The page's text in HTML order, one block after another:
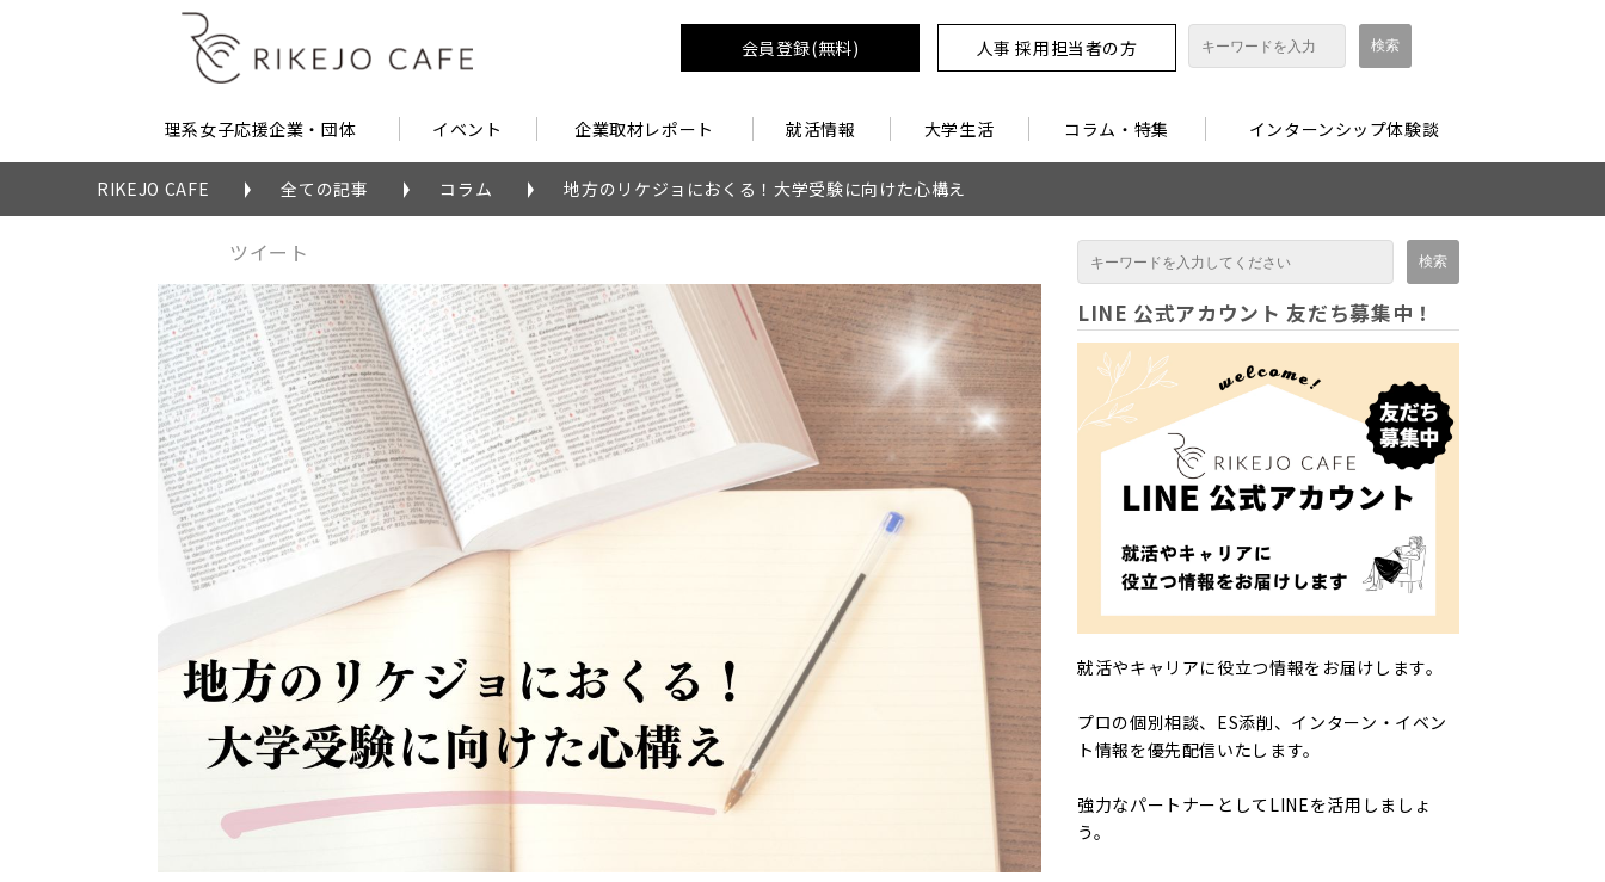
会員登録(無料) 人事 採用担当者の方
理系女子応援企業・団体 イベント 企業取材レポート 就活情報 大学生活 コラム・特集 インターンシップ体験談
RIKEJO CAFE 全ての記事 コラム 地方のリケジョにおくる！大学受験に向けた心構え
ツイート
LINE 公式アカウント 友だち募集中！
就活やキャリアに役立つ情報をお届けします。
プロの個別相談、ES添削、インターン・イベン
ト情報を優先配信いたします。
強力なパートナーとしてLINEを活用しましょ
う。